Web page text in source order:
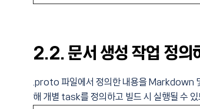
2.2. 문서 생성 작업 정의
.proto 파일에서 정의한 내용을 Markdown
해 개별 task를 정의하고 빌드 시 실행될